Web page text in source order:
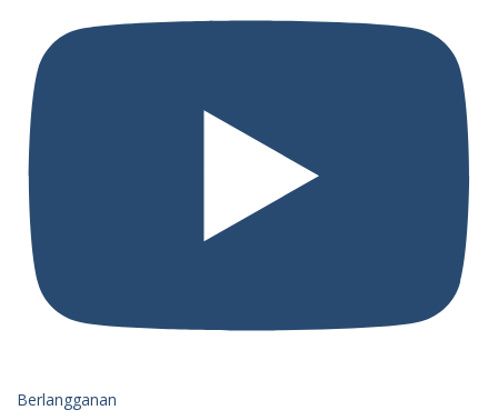
Berlangganan